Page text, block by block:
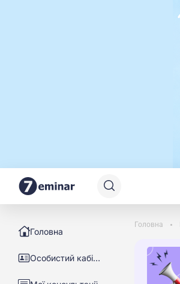
Головна
Особистий кабінет
Головна